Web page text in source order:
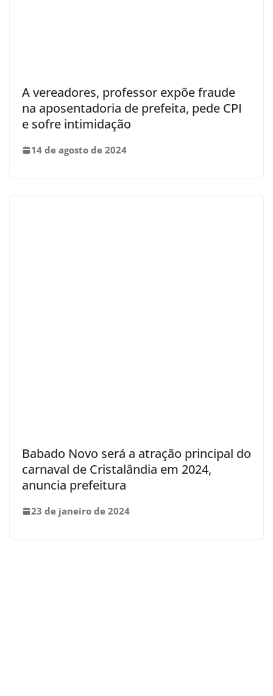
A vereadores, professor expõe fraude
na aposentadoria de prefeita, pede CPI
e sofre intimidação
14 de agosto de 2024
Babado Novo será a atração principal do
carnaval de Cristalândia em 2024,
anuncia prefeitura
23 de janeiro de 2024